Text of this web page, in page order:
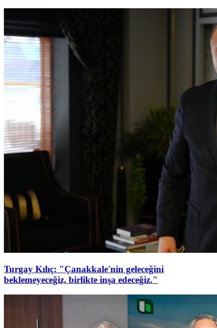
Turgay Kılıç: "Çanakkale'nin geleceğini
beklemeyeceğiz, birlikte inşa edeceğiz."